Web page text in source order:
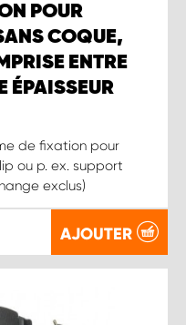
POUR
COQUE,
ENTRE
ÉPAISSEUR
de fixation pour
ou p. ex. support
exclus)
AJOUTER